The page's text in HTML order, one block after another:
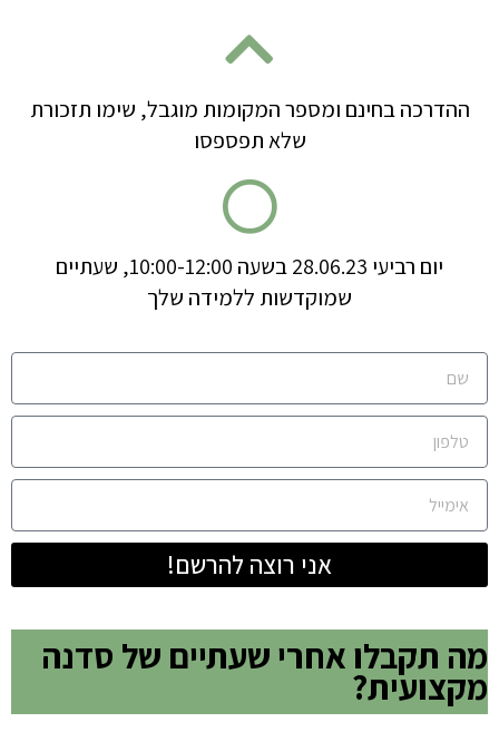
ההדרכה בחינם ומספר המקומות מוגבל, שימו תזכורת
שלא תפספסו
יום רביעי 28.06.23 בשעה 10:00-12:00, שעתיים
שמוקדשות ללמידה שלך
אני רוצה להרשם!
מה תקבלו אחרי שעתיים של סדנה
מקצועית?